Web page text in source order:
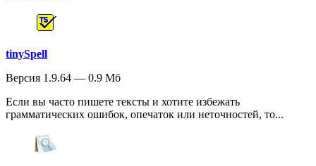
tinySpell
Версия 1.9.64 — 0.9 Мб
Если вы часто пишете тексты и хотите избежать
грамматических ошибок, опечаток или неточностей, то...